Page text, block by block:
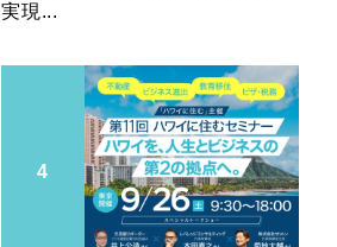
実現...